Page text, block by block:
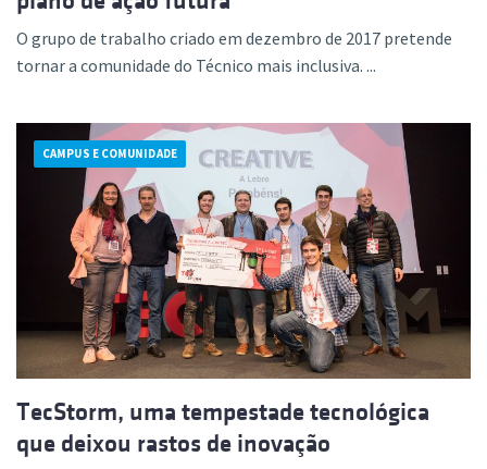
O grupo de trabalho criado em dezembro de 2017 pretende
tornar a comunidade do Técnico mais inclusiva. ...
CAMPUS E COMUNIDADE
TecStorm, uma tempestade tecnológica
que deixou rastos de inovação